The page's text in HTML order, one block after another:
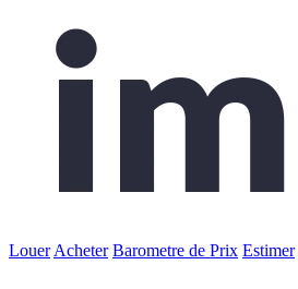
Louer Acheter Barometre de Prix Estimer